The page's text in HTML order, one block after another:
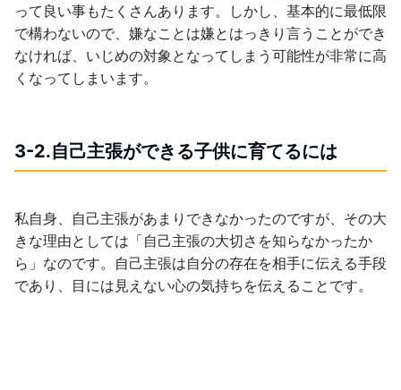
って良い事もたくさんあります。しかし、基本的に最低限
で構わないので、嫌なことは嫌とはっきり言うことができ
なければ、いじめの対象となってしまう可能性が非常に高
くなってしまいます。
3-2.自己主張ができる子供に育てるには
私自身、自己主張があまりできなかったのですが、その大
きな理由としては「自己主張の大切さを知らなかったか
ら」なのです。自己主張は自分の存在を相手に伝える手段
であり、目には見えない心の気持ちを伝えることです。